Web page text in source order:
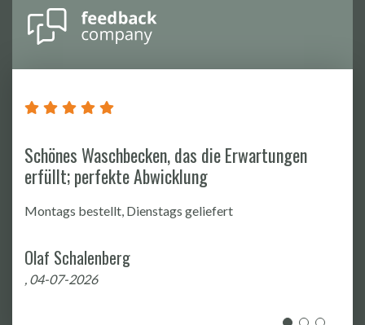
Sehr netter Kontakt und schnelle Beantwortung
von Zusatzfragen zum Artikel
Absolut persönliche Note im kompletten Prozess
Pascal Peters
, 08-06-2026